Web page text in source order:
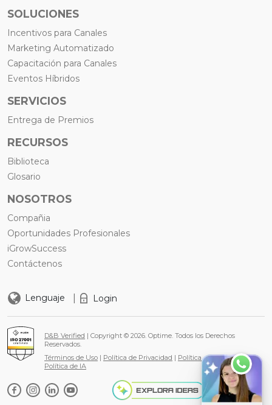
SOLUCIONES
Incentivos para Canales
Marketing Automatizado
Capacitación para Canales
Eventos Híbridos
SERVICIOS
Entrega de Premios
RECURSOS
Biblioteca
Glosario
NOSOTROS
Compañia
Oportunidades Profesionales
iGrowSuccess
Contáctenos
Lenguaje | Login
D&B Verified | Copyright © 2026. Optime. Todos los Derechos
Reservados.
Términos de Uso | Política de Privacidad | Política de Cookies|
Política de IA